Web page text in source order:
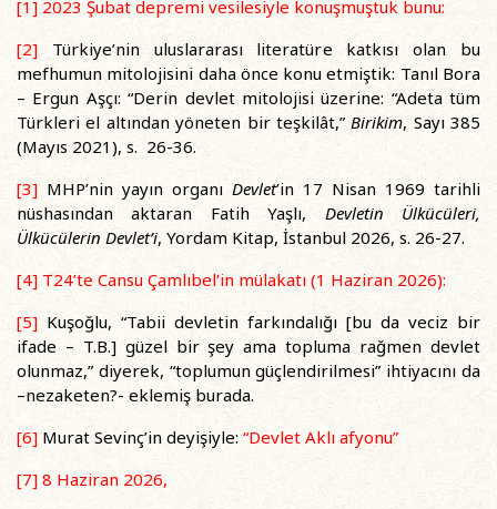
[1] 2023 Şubat depremi vesilesiyle konuşmuştuk bunu:
[2] Türkiye’nin uluslararası literatüre katkısı olan bu
mefhumun mitolojisini daha önce konu etmiştik: Tanıl Bora
– Ergun Aşçı: “Derin devlet mitolojisi üzerine: “Adeta tüm
Türkleri el altından yöneten bir teşkilât,”Birikim, Sayı 385
(Mayıs 2021), s. 26-36.
[3] MHP’nin yayın organı Devlet’in 17 Nisan 1969 tarihli
nüshasından aktaran Fatih Yaşlı, Devletin Ülkücüleri,
Ülkücülerin Devlet’i, Yordam Kitap, İstanbul 2026, s. 26-27.
[4] T24’te Cansu Çamlıbel’in mülakatı (1 Haziran 2026):
[5] Kuşoğlu, “Tabii devletin farkındalığı [bu da veciz bir
ifade – T.B.] güzel bir şey ama topluma rağmen devlet
olunmaz,” diyerek, “toplumun güçlendirilmesi” ihtiyacını da
–nezaketen?- eklemiş burada.
[6] Murat Sevinç’in deyişiyle: “Devlet Aklı afyonu”
[7] 8 Haziran 2026,